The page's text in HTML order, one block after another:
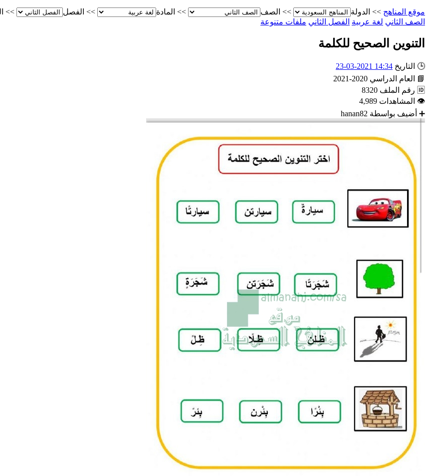
موقع المناهج >> الدولة >> الصف >> المادة >> الفصل >>
الصف الثاني لغة عربية الفصل الثاني ملفات متنوعة
التنوين الصحيح للكلمة
🕒 التاريخ 14:34 2021-03-23
📘
العام الدراسي 2020-2021
🆔 رقم الملف 8320
👁 المشاهدات 4,989
➕ أضيف بواسطة hanan82